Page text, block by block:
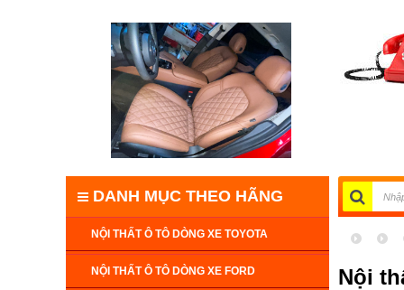
DANH MỤC THEO HÃNG
NỘI THẤT Ô TÔ DÒNG XE TOYOTA
NỘI THẤT Ô TÔ DÒNG XE FORD Nội